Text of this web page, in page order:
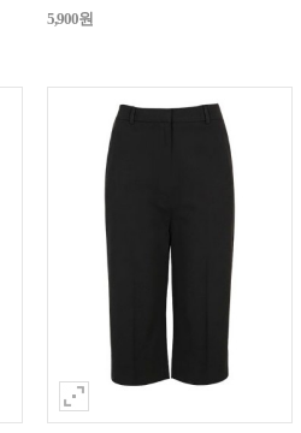
5,900원